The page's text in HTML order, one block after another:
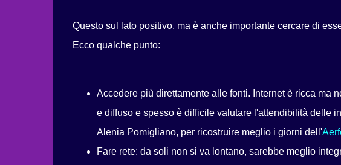
Questo sul lato positivo, ma è anche importante cercare di
Ecco qualche punto:
Accedere più direttamente alle fonti. Internet è ricca ma
e diffuso e spesso è difficile valutare l'attendibilità delle
Alenia Pomigliano, per ricostruire meglio i giorni dell'
Fare rete: da soli non si va lontano, sarebbe meglio